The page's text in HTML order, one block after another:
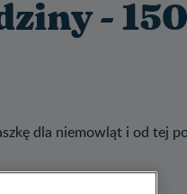
-
dla niemowląt i od tej